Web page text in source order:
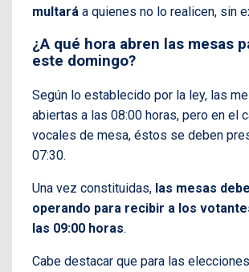
multará a quienes no lo realicen, sin
¿A qué hora abren las mesas
este domingo?
Según lo establecido por la ley, las
abiertas a las 08:00 horas, pero en el
vocales de mesa, éstos se deben
07:30.
Una vez constituidas, las mesas
operando para recibir a los
las 09:00 horas.
Cabe destacar que para las